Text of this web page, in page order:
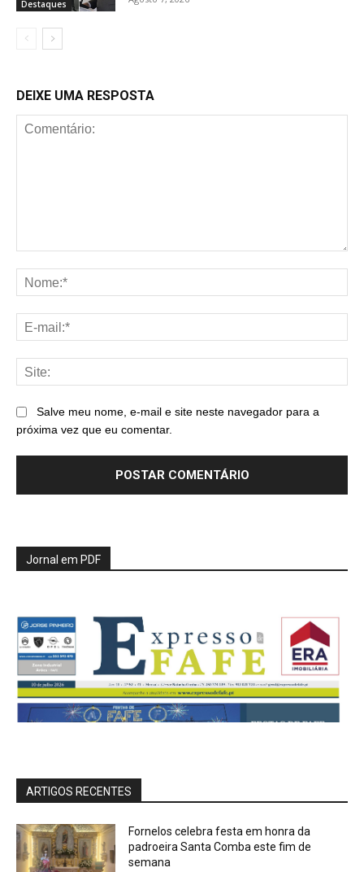
Destaques
DEIXE UMA RESPOSTA
Salve meu nome, e-mail e site neste navegador para a
próxima vez que eu comentar.
Jornal em PDF
ARTIGOS RECENTES
Fornelos celebra festa em honra da
padroeira Santa Comba este fim de
semana